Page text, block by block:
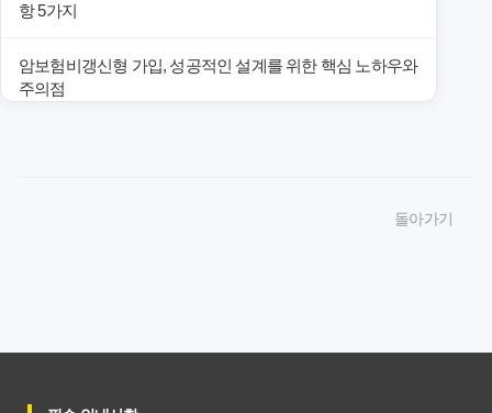
항 5가지
암보험비갱신형 가입, 성공적인 설계를 위한 핵심 노하우와
주의점
갱신형 암보험과 비갱신형, 어떤 차이가 있을까? 내게 맞는
돌아가기